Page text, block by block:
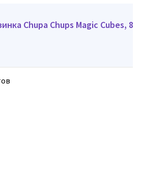
Chupa Chups Magic Cubes, 86